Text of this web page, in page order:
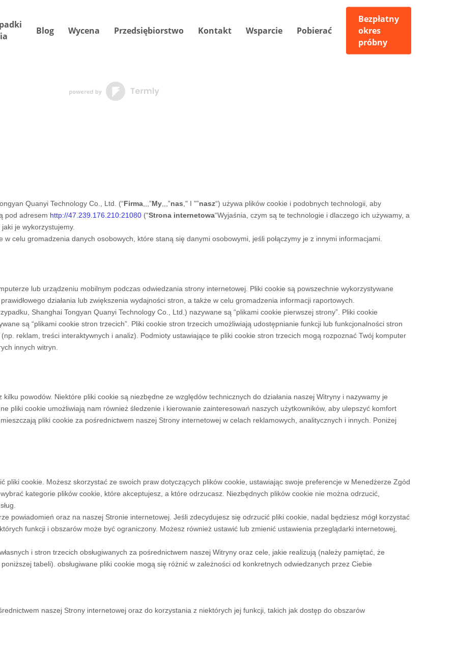
Blog Wycena Przedsiębiorstwo Kontakt Wsparcie Pobierać
Bezpłatny
okres
próbny
Quanyi Technology Co., Ltd. (“Firma ,,,”My ,,,”nas ," I "”nasz“) używa plików cookie i podobnych technologii, aby
pod adresem http://47.239.176.210:21080 (“Strona internetowa“Wyjaśnia, czym są te technologie i dlaczego ich używamy, a
je wykorzystujemy.
celu gromadzenia danych osobowych, które staną się danymi osobowymi, jeśli połączymy je z innymi informacjami.
lub urządzeniu mobilnym podczas odwiedzania strony internetowej. Pliki cookie są powszechnie wykorzystywane
działania lub zwiększenia wydajności stron, a także w celu gromadzenia informacji raportowych.
Shanghai Tongyan Quanyi Technology Co., Ltd. ) nazywane są “plikami cookie pierwszej strony”. Pliki cookie
są “plikami cookie stron trzecich”. Pliki cookie stron trzecich umożliwiają udostępnianie funkcji lub funkcjonalności stron
reklam, treści interaktywnych i analiz). Podmioty ustawiające te pliki cookie stron trzecich mogą rozpoznać Twój komputer
innych witryn.
kilku powodów. Niektóre pliki cookie są niezbędne ze względów technicznych do działania naszej Witryny i nazywamy je
pliki cookie umożliwiają nam również śledzenie i kierowanie zainteresowań naszych użytkowników, aby ulepszyć komfort
pliki cookie za pośrednictwem naszej Strony internetowej w celach reklamowych, analitycznych i innych. Poniżej
pliki cookie. Możesz skorzystać ze swoich praw dotyczących plików cookie, ustawiając swoje preferencje w Menedżerze Zgód
kategorie plików cookie, które akceptujesz, a które odrzucasz. Niezbędnych plików cookie nie można odrzucić,
powiadomień oraz na naszej Stronie internetowej. Jeśli zdecydujesz się odrzucić pliki cookie, nadal będziesz mógł korzystać
funkcji i obszarów może być ograniczony. Możesz również ustawić lub zmienić ustawienia przeglądarki internetowej,
i stron trzecich obsługiwanych za pośrednictwem naszej Witryny oraz cele, jakie realizują (należy pamiętać, że
tabeli). obsługiwane pliki cookie mogą się różnić w zależności od konkretnych odwiedzanych przez Ciebie
naszej Strony internetowej oraz do korzystania z niektórych jej funkcji, takich jak dostęp do obszarów